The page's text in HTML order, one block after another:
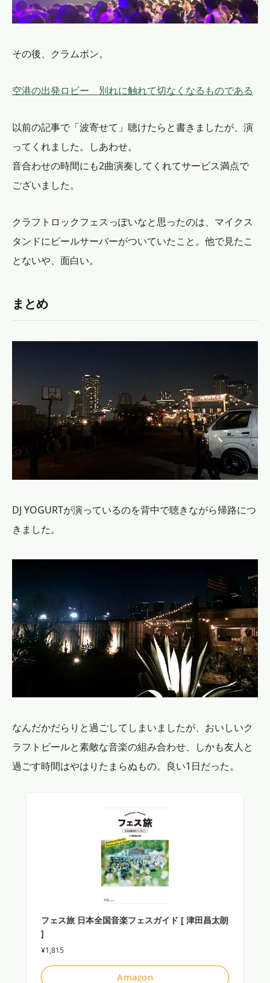
その後、クラムボン。
空港の出発ロビー 別れに触れて切なくなるものである
以前の記事で「波寄せて」聴けたらと書きましたが、演
ってくれました。しあわせ。
音合わせの時間にも2曲演奏してくれてサービス満点で
ございました。
クラフトロックフェスっぽいなと思ったのは、マイクス
タンドにビールサーバーがついていたこと。他で見たこ
とないや、面白い。
まとめ
DJ YOGURTが演っているのを背中で聴きながら帰路につ
きました。
なんだかだらりと過ごしてしまいましたが、おいしいク
ラフトビールと素敵な音楽の組み合わせ、しかも友人と
過ごす時間はやはりたまらぬもの。良い1日だった。
フェス旅 日本全国音楽フェスガイド [ 津田昌太朗
]
¥1,815
Amazon